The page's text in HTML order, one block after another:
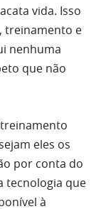
vida. Isso
treinamento e
nenhuma
que não
eles os
por conta do
tecnologia que
à